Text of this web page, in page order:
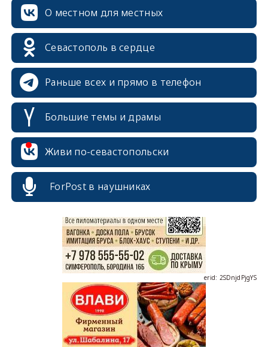
О местном для местных
Севастополь в сердце
Раньше всех и прямо в телефон
Большие темы и драмы
Живи по-севастопольски
ForPost в наушниках
erid: 2SDnjdvhGXG